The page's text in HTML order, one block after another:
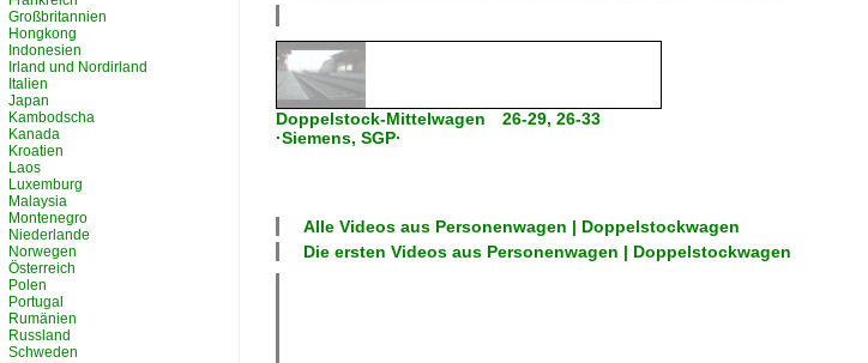
Doppelstock-Mittelwagen 26-29, 26-33
·Siemens, SGP·
Alle Videos aus Personenwagen | Doppelstockwagen
Die ersten Videos aus Personenwagen | Doppelstockwagen
Großbritannien
Hongkong
Indonesien
Irland und Nordirland
Italien
Japan
Kambodscha
Kanada
Kroatien
Laos
Luxemburg
Malaysia
Montenegro
Niederlande
Norwegen
Österreich
Polen
Portugal
Rumänien
Russland
Schweden